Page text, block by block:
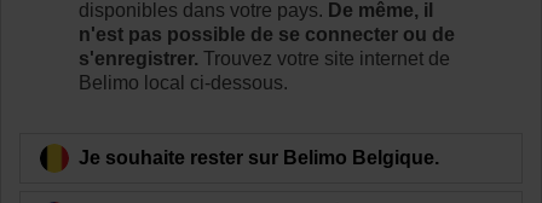
Retour a la catégorie de produits
disponibles dans votre pays. De même, il
n'est pas possible de se connecter ou de
s'enregistrer. Trouvez votre site internet de
Belimo local ci-dessous.
Je souhaite rester sur Belimo Belgique.